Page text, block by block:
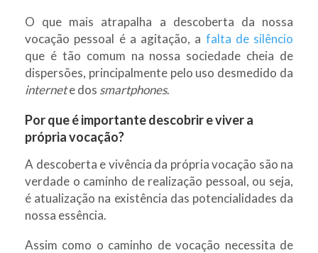
O que mais atrapalha a descoberta da nossa
vocação pessoal é a agitação, a falta de silêncio
que é tão comum na nossa sociedade cheia de
dispersões, principalmente pelo uso desmedido da
internete dos smartphones.
Por que é importante descobrir e viver a
própria vocação?
A descoberta e vivência da própria vocação são na
verdade o caminho de realização pessoal, ou seja,
é atualização na existência das potencialidades da
nossa essência.
Assim como o caminho de vocação necessita de